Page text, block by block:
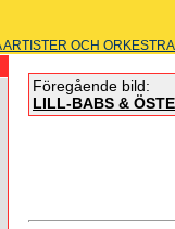
ARTISTER OCH
Föregående bild:
LILL-BABS &